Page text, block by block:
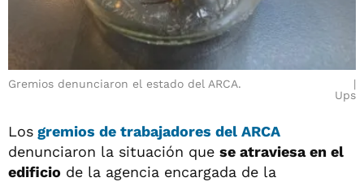
Gremios denunciaron el estado del ARCA.
Ups
Los gremios de trabajadores del ARCA
denunciaron la situación que se atraviesa en el
edificio de la agencia encargada de la